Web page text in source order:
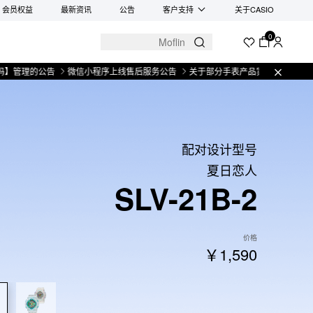
会员权益 最新资讯 公告 客户支持 关于CASIO
0
公告 微信小程序上线售后服务公告 关于部分手表产品实施【一物一码】管理
配对设计型号
夏日恋人
SLV-21B-2
价格
￥1,590